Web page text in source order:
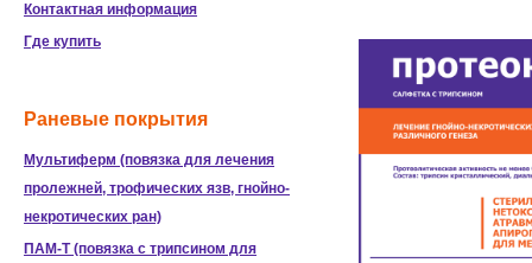
Контактная информация
Где купить
Раневые покрытия
Мультиферм (повязка для лечения
пролежней, трофических язв, гнойно-
некротических ран)
ПАМ-Т (повязка с трипсином для